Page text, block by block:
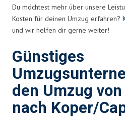
Du möchtest mehr über unsere
Kosten für deinen Umzug erfahren?
und wir helfen dir gerne weiter!
Günstiges
den Umzug
nach Koper/